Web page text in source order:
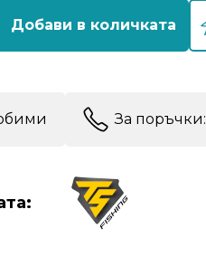
Добави в количката
За поръчки: